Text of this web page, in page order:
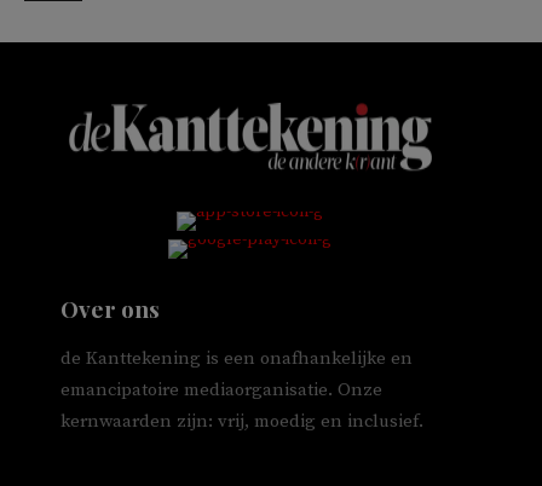
Over ons
de Kanttekening is een onafhankelijke en
emancipatoire mediaorganisatie. Onze
kernwaarden zijn: vrij, moedig en inclusief.